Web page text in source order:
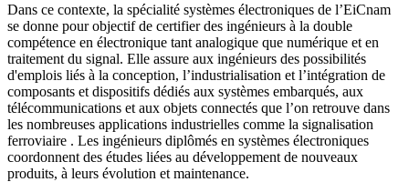
Dans ce contexte, la spécialité systèmes électroniques de l’EiCnam
se donne pour objectif de certifier des ingénieurs à la double
compétence en électronique tant analogique que numérique et en
traitement du signal. Elle assure aux ingénieurs des possibilités
d'emplois liés à la conception, l’industrialisation et l’intégration de
composants et dispositifs dédiés aux systèmes embarqués, aux
télécommunications et aux objets connectés que l’on retrouve dans
les nombreuses applications industrielles comme la signalisation
ferroviaire . Les ingénieurs diplômés en systèmes électroniques
coordonnent des études liées au développement de nouveaux
produits, à leurs évolution et maintenance.